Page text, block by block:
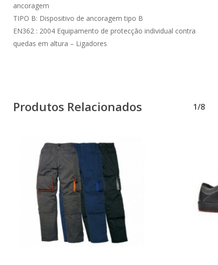
ancoragem
TIPO B: Dispositivo de ancoragem tipo B
EN362 : 2004 Equipamento de protecção individual contra
quedas em altura – Ligadores
Produtos Relacionados 1/8